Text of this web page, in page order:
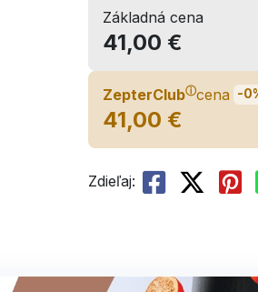
Základná cena
41,00 €
ZepterClubⓘcena -
41,00 €
Zdieľaj: